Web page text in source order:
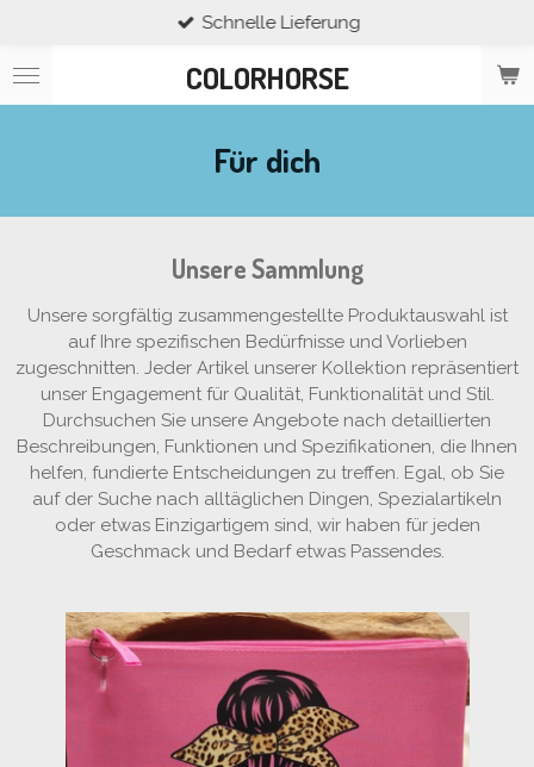
springen
COLORHORSE
Schnelle Lieferung
Für dich
Unsere Sammlung
Unsere sorgfältig zusammengestellte Produktauswahl ist
auf Ihre spezifischen Bedürfnisse und Vorlieben
zugeschnitten. Jeder Artikel unserer Kollektion repräsentiert
unser Engagement für Qualität, Funktionalität und Stil.
Durchsuchen Sie unsere Angebote nach detaillierten
Beschreibungen, Funktionen und Spezifikationen, die Ihnen
helfen, fundierte Entscheidungen zu treffen. Egal, ob Sie
auf der Suche nach alltäglichen Dingen, Spezialartikeln
oder etwas Einzigartigem sind, wir haben für jeden
Geschmack und Bedarf etwas Passendes.